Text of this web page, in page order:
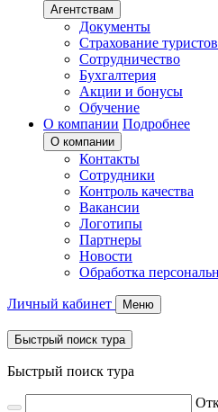
Агентствам
Документы
Страхование туристов
Сотрудничество
Бухгалтерия
Акции и бонусы
Обучение
О компании Подробнее
О компании
Контакты
Сотрудники
Контроль качества
Вакансии
Логотипы
Партнеры
Новости
Обработка
Личный кабинет Меню
Быстрый поиск тура
Быстрый поиск тура